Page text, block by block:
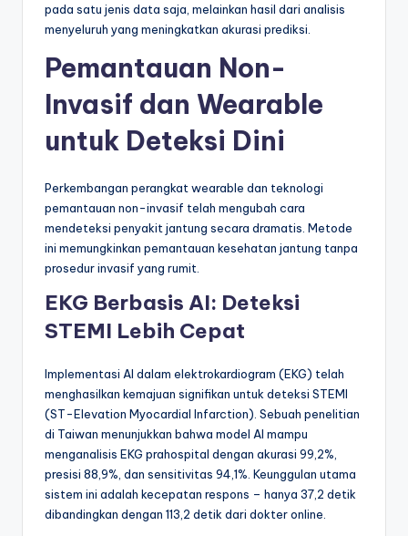
pada satu jenis data saja, melainkan hasil dari analisis
menyeluruh yang meningkatkan akurasi prediksi.
Pemantauan Non-
Invasif dan Wearable
untuk Deteksi Dini
Perkembangan perangkat wearable dan teknologi
pemantauan non-invasif telah mengubah cara
mendeteksi penyakit jantung secara dramatis. Metode
ini memungkinkan pemantauan kesehatan jantung tanpa
prosedur invasif yang rumit.
EKG Berbasis AI: Deteksi
STEMI Lebih Cepat
Implementasi AI dalam elektrokardiogram (EKG) telah
menghasilkan kemajuan signifikan untuk deteksi STEMI
(ST-Elevation Myocardial Infarction). Sebuah penelitian
di Taiwan menunjukkan bahwa model AI mampu
menganalisis EKG prahospital dengan akurasi 99,2%,
presisi 88,9%, dan sensitivitas 94,1%. Keunggulan utama
sistem ini adalah kecepatan respons – hanya 37,2 detik
dibandingkan dengan 113,2 detik dari dokter online.